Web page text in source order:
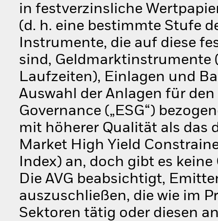
in festverzinsliche
(d. h. eine bestimmte Stufe
Instrumente, die auf diese
sind, Geldmarktinstrumente
Laufzeiten), Einlagen und
Auswahl der Anlagen für
Governance („ESG“)
mit höherer Qualität als das
Market High Yield
Index) an, doch gibt es
Die AVG beabsichtigt,
auszuschließen, die wie im
Sektoren tätig oder diesen